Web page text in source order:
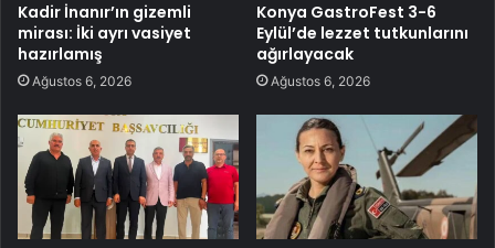
Kadir İnanır’ın gizemli
mirası: İki ayrı vasiyet
hazırlamış
Ağustos 6, 2026
Konya GastroFest 3-6
Eylül’de lezzet tutkunlarını
ağırlayacak
Ağustos 6, 2026